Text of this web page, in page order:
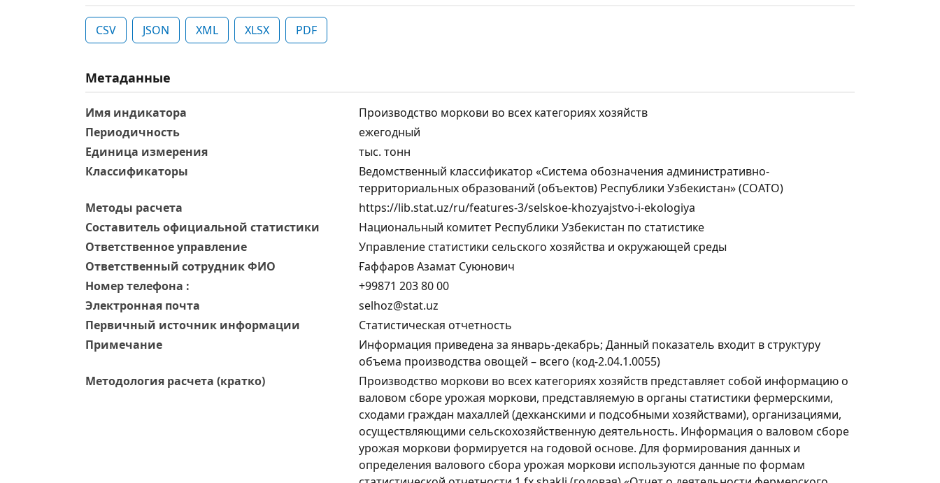
CSV JSON XML XLSX PDF
Метаданные
Имя индикатора
Производство моркови во всех категориях хозяйств
Периодичность
ежегодный
Единица измерения
тыс. тонн
Классификаторы
Ведомственный классификатор «Система обозначения административно-
территориальных образований (объектов) Республики Узбекистан» (СОАТО)
Методы расчета
https://lib.stat.uz/ru/features-3/selskoe-khozyajstvo-i-ekologiya
Составитель официальной статистики
Национальный комитет Республики Узбекистан по статистике
Ответственное управление
Управление статистики сельского хозяйства и окружающей среды
Oтветственный сотрудник ФИО
Ғаффаров Азамат Суюнович
Номер телефона :
+99871 203 80 00
Электронная почта
selhoz@stat.uz
Первичный источник информации
Статистическая отчетность
Примечание
Информация приведена за январь-декабрь; Данный показатель входит в структуру
объема производства овощей – всего (код-2.04.1.0055)
Методология расчета (кратко)
Производство моркови во всех категориях хозяйств представляет собой информацию о
валовом сборе урожая моркови, представляемую в органы статистики фермерскими,
сходами граждан махаллей (дехканскими и подсобными хозяйствами), организациями,
осуществляющими сельскохозяйственную деятельность. Информация о валовом сборе
урожая моркови формируется на годовой основе. Для формирования данных и
определения валового сбора урожая моркови используются данные по формам